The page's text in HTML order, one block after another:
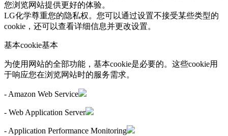
您浏览网站提供更好的体验。
LG化学尊重您的隐私权。您可以通过设置不接受某些类型的
cookie，还可以查看详细信息并更改设置。
基本cookie基本
为使用网站的全部功能，基本cookie是必要的。这些cookie用
于响应您在浏览网站时的服务需求。
- Amazon Web Service
- Web Application Server
- Application Performance Monitoring